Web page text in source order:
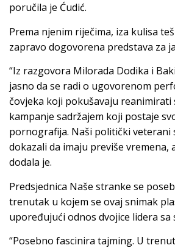
poručila je Ćudić.
Prema njenim riječima, iza kulisa
zapravo dogovorena predstava za
“Iz razgovora Milorada Dodika i
jasno da se radi o ugovorenom
čovjeka koji pokušavaju reanimirati
kampanje sadržajem koji postaje
pornografija. Naši politički veterani
dokazali da imaju previše vremena,
dodala je.
Predsjednica Naše stranke se
trenutak u kojem se ovaj snimak
upoređujući odnos dvojice lidera sa
“Posebno fascinira tajming. U